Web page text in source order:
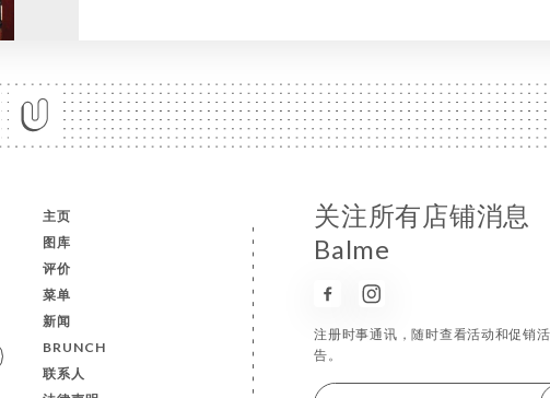
主页
图库
评价
菜单
新闻
BRUNCH
联系人
关注所有店铺消息
Balme
注册时事通讯，随时查看活动和促销
告。